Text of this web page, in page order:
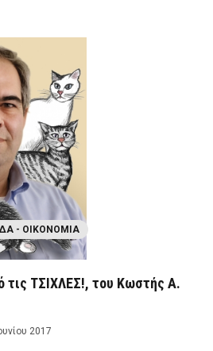
- ΟΙΚΟΝΟΜΊΑ
τις ΤΣΙΧΛΕΣ!, του Κωστής Α.
2017